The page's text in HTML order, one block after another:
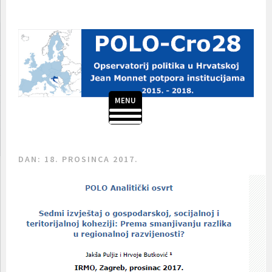
sadržaja
POLO-CRO28
DAN: 18. PROSINCA 2017.
MENU